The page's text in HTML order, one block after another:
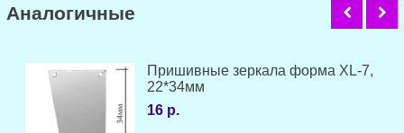
Аналогичные
Пришивные зеркала форма XL-7,
22*34мм
16 р.